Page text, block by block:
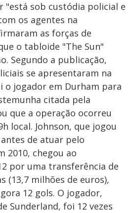
"está sob custódia policial e
os agentes na
as forças de
o tabloide "The Sun"
Segundo a publicação,
se apresentaram na
o jogador em Durham para
citada pela
que a operação ocorreu
local. Johnson, que jogou
de atuar pelo
2010, chegou ao
por uma transferência de
(13,7 milhões de euros),
12 gols. O jogador,
Sunderland, foi 12 vezes